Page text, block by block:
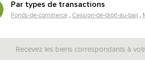
Par types de transactions
Fonds-de-commerce Cession-de-droit-au-bail
Recevez les biens correspondants à